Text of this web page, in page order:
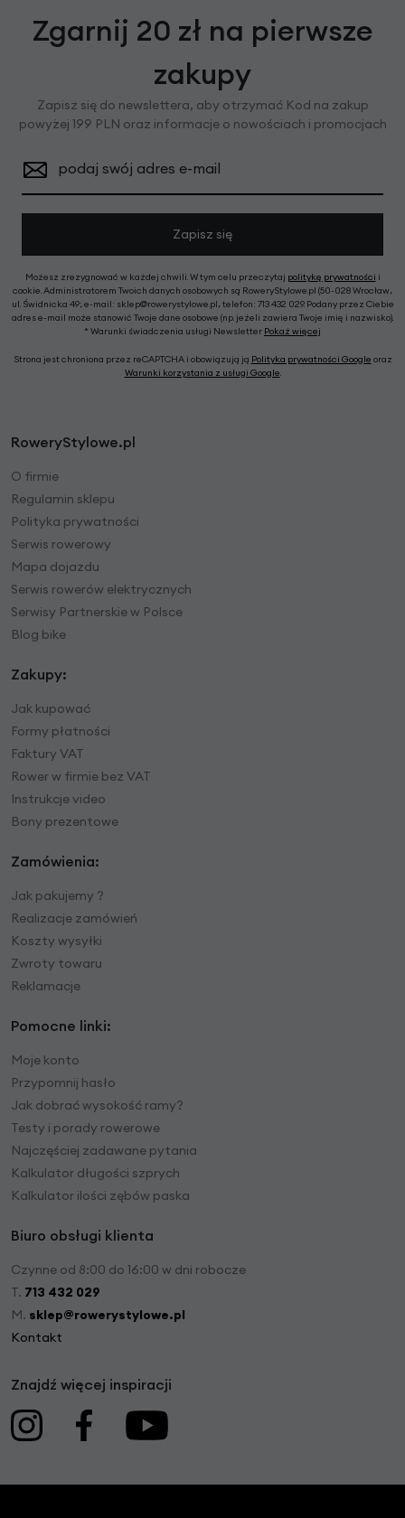
Zgarnij 20 zł na pierwsze
zakupy
Zapisz się do newslettera, aby otrzymać Kod na zakup
powyżej 199 PLN oraz informacje o nowościach i promocjach
podaj swój adres e-mail
Zapisz się
Możesz zrezygnować w każdej chwili. W tym celu przeczytaj politykę prywatności i
cookie. Administratorem Twoich danych osobowych są RoweryStylowe.pl (50-028 Wrocław,
ul. Świdnicka 49; e-mail: sklep@rowerystylowe.pl, telefon: 713 432 029. Podany przez Ciebie
adres e-mail może stanowić Twoje dane osobowe (np. jeżeli zawiera Twoje imię i nazwisko).
* Warunki świadczenia usługi Newsletter Pokaż więcej
Strona jest chroniona przez reCAPTCHA i obowiązują ją Polityka prywatności Google oraz
Warunki korzystania z usługi Google.
RoweryStylowe.pl
O firmie
Regulamin sklepu
Polityka prywatności
Serwis rowerowy
Mapa dojazdu
Serwis rowerów elektrycznych
Serwisy Partnerskie w Polsce
Blog bike
Zakupy:
Jak kupować
Formy płatności
Faktury VAT
Rower w firmie bez VAT
Instrukcje video
Bony prezentowe
Zamówienia:
Jak pakujemy ?
Realizacje zamówień
Koszty wysyłki
Zwroty towaru
Reklamacje
Pomocne linki:
Moje konto
Przypomnij hasło
Jak dobrać wysokość ramy?
Testy i porady rowerowe
Najczęściej zadawane pytania
Kalkulator długości szprych
Kalkulator ilości zębów paska
Biuro obsługi klienta
Czynne od 8:00 do 16:00 w dni robocze
T. 713 432 029
M. sklep@rowerystylowe.pl
Kontakt
Znajdź więcej inspiracji